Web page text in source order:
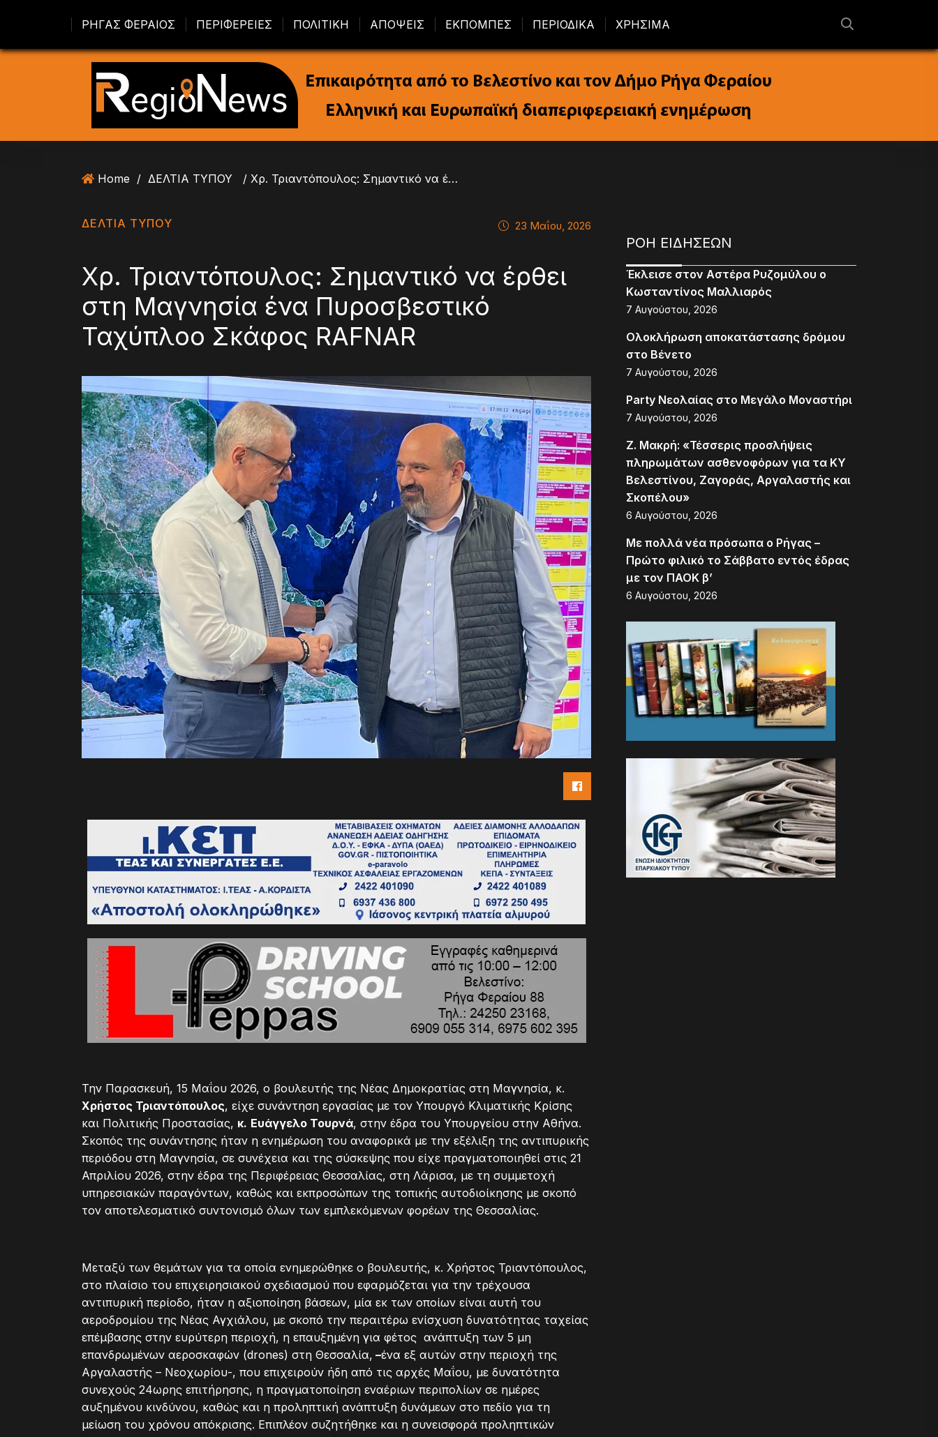
ΡΗΓΑΣ ΦΕΡΑΙΟΣ ΠΕΡΙΦΕΡΕΙΕΣ ΠΟΛΙΤΙΚΗ ΑΠΟΨΕΙΣ ΕΚΠΟΜΠΕΣ ΠΕΡΙΟΔΙΚΑ ΧΡΗΣΙΜΑ
Home / ΔΕΛΤΙΑ ΤΥΠΟΥ / Χρ. Τριαντόπουλος: Σημαντικό να έρθει στη Μαγνησία ένα Πυροσβεστικό Ταχύπλοο Σκάφος RAFNAR
ΔΕΛΤΙΑ ΤΥΠΟΥ 23 Μαΐου, 2026
Χρ. Τριαντόπουλος: Σημαντικό να έρθει
στη Μαγνησία ένα Πυροσβεστικό
Ταχύπλοο Σκάφος RAFNAR
Την Παρασκευή, 15 Μαΐου 2026, ο βουλευτής της Νέας Δημοκρατίας στη Μαγνησία, κ.
Χρήστος Τριαντόπουλος, είχε συνάντηση εργασίας με τον Υπουργό Κλιματικής Κρίσης
και Πολιτικής Προστασίας, κ. Ευάγγελο Τουρνά, στην έδρα του Υπουργείου στην Αθήνα.
Σκοπός της συνάντησης ήταν η ενημέρωση του αναφορικά με την εξέλιξη της αντιπυρικής
περιόδου στη Μαγνησία, σε συνέχεια και της σύσκεψης που είχε πραγματοποιηθεί στις 21
Απριλίου 2026, στην έδρα της Περιφέρειας Θεσσαλίας, στη Λάρισα, με τη συμμετοχή
υπηρεσιακών παραγόντων, καθώς και εκπροσώπων της τοπικής αυτοδιοίκησης με σκοπό
τον αποτελεσματικό συντονισμό όλων των εμπλεκόμενων φορέων της Θεσσαλίας.
Μεταξύ των θεμάτων για τα οποία ενημερώθηκε ο βουλευτής, κ. Χρήστος Τριαντόπουλος,
στο πλαίσιο του επιχειρησιακού σχεδιασμού που εφαρμόζεται για την τρέχουσα
αντιπυρική περίοδο, ήταν η αξιοποίηση βάσεων, μία εκ των οποίων είναι αυτή του
αεροδρομίου της Νέας Αγχιάλου, με σκοπό την περαιτέρω ενίσχυση δυνατότητας ταχείας
επέμβασης στην ευρύτερη περιοχή, η επαυξημένη για φέτος ανάπτυξη των 5 μη
επανδρωμένων αεροσκαφών (drones) στη Θεσσαλία, –ένα εξ αυτών στην περιοχή της
Αργαλαστής – Νεοχωρίου-, που επιχειρούν ήδη από τις αρχές Μαΐου, με δυνατότητα
συνεχούς 24ωρης επιτήρησης, η πραγματοποίηση εναέριων περιπολίων σε ημέρες
αυξημένου κινδύνου, καθώς και η προληπτική ανάπτυξη δυνάμεων στο πεδίο για τη
μείωση του χρόνου απόκρισης. Επιπλέον συζητήθηκε και η συνεισφορά προληπτικών
ΡΟΗ ΕΙΔΗΣΕΩΝ
Έκλεισε στον Αστέρα Ρυζομύλου ο
Κωσταντίνος Μαλλιαρός
7 Αυγούστου, 2026
Ολοκλήρωση αποκατάστασης δρόμου
στο Βένετο
7 Αυγούστου, 2026
Party Νεολαίας στο Μεγάλο Μοναστήρι
7 Αυγούστου, 2026
Ζ. Μακρή: «Τέσσερις προσλήψεις
πληρωμάτων ασθενοφόρων για τα ΚΥ
Βελεστίνου, Ζαγοράς, Αργαλαστής και
Σκοπέλου»
6 Αυγούστου, 2026
Με πολλά νέα πρόσωπα ο Ρήγας –
Πρώτο φιλικό το Σάββατο εντός έδρας
με τον ΠΑΟΚ β’
6 Αυγούστου, 2026